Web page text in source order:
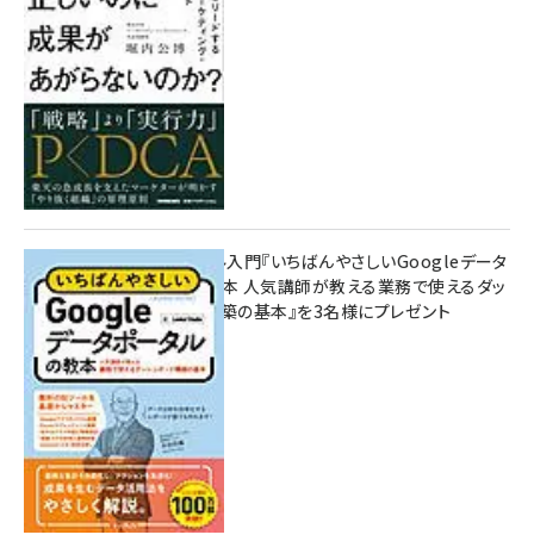
8月7日 10:00
無料BIツール入門『いちばんやさしいGoogleデータ
ポータルの教本 人気講師が教える業務で使えるダッ
シュボード構築の基本』を3名様にプレゼント
7月31日 10:00